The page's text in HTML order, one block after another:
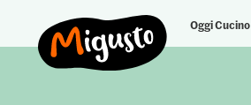
Oggi Cucino